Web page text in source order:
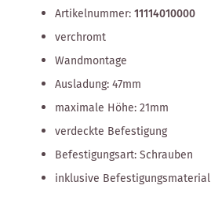
Artikelnummer:11114010000
verchromt
Wandmontage
Ausladung: 47mm
maximale Höhe: 21mm
verdeckte Befestigung
Befestigungsart: Schrauben
inklusive Befestigungsmaterial